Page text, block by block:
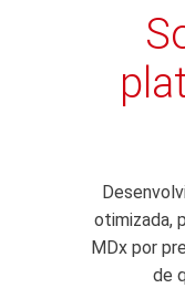
otimizada,
MDx por
de